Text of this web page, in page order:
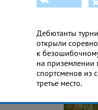
Дебютанты
открыли
к
на приземлении
спортсменов из
третье место.